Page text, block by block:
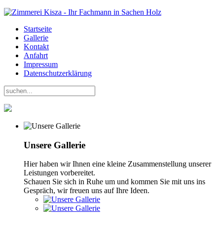
Startseite
Gallerie
Kontakt
Anfahrt
Impressum
Datenschutzerklärung
Unsere Gallerie
Hier haben wir Ihnen eine kleine Zusammenstellung unserer
Leistungen vorbereitet.
Schauen Sie sich in Ruhe um und kommen Sie mit uns ins
Gespräch, wir freuen uns auf Ihre Ideen.